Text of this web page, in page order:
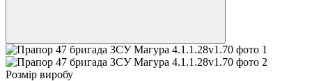
Розмір виробу